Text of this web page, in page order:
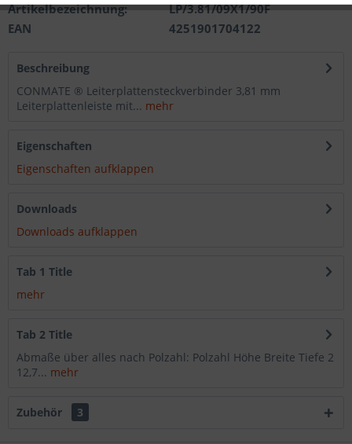
Artikelbezeichnung:
LP/3.81/09X1/90F
EAN
4251901704122
Beschreibung
CONMATE ® Leiterplattensteckverbinder 3,81 mm
Leiterplattenleiste mit... mehr
Eigenschaften
Eigenschaften aufklappen
Downloads
Downloads aufklappen
Tab 1 Title
mehr
Tab 2 Title
Abmaße über alles nach Polzahl: Polzahl Höhe Breite Tiefe 2
12,7... mehr
Zubehör 3